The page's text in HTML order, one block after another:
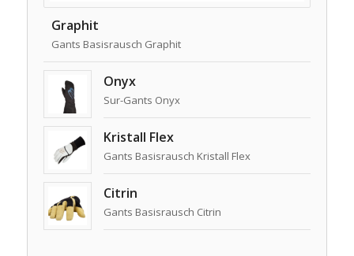
Graphit
Gants Basisrausch Graphit
Onyx
Sur-Gants Onyx
Kristall Flex
Gants Basisrausch Kristall Flex
Citrin
Gants Basisrausch Citrin